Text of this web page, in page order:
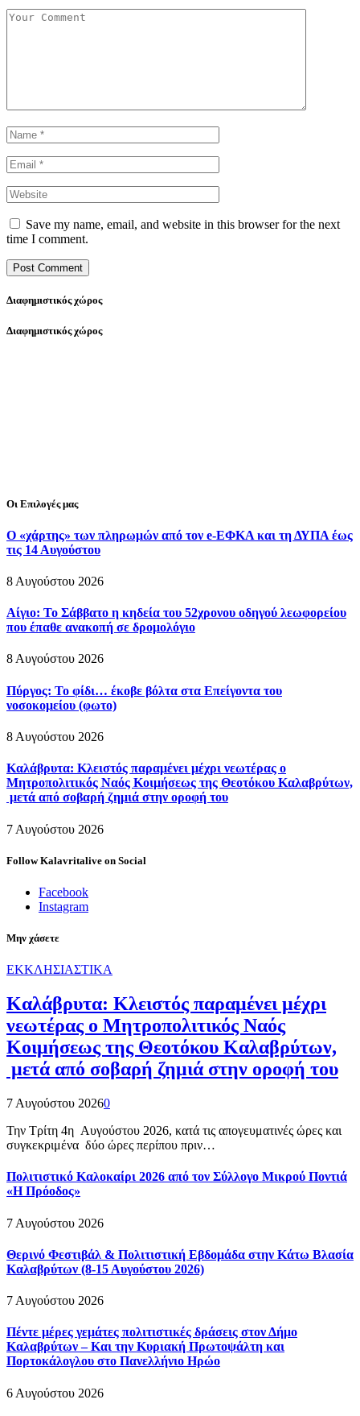
Save my name, email, and website in this browser for the next
time I comment.
Διαφημιστικός χώρος
Διαφημιστικός χώρος
Οι Επιλογές μας
Ο «χάρτης» των πληρωμών από τον e-ΕΦΚΑ και τη ΔΥΠΑ έως
τις 14 Αυγούστου
8 Αυγούστου 2026
Αίγιο: Το Σάββατο η κηδεία του 52χρονου οδηγού λεωφορείου
που έπαθε ανακοπή σε δρομολόγιο
8 Αυγούστου 2026
Πύργος: Το φίδι… έκοβε βόλτα στα Επείγοντα του
νοσοκομείου (φωτο)
8 Αυγούστου 2026
Καλάβρυτα: Κλειστός παραμένει μέχρι νεωτέρας ο
Μητροπολιτικός Ναός Κοιμήσεως της Θεοτόκου Καλαβρύτων,
μετά από σοβαρή ζημιά στην οροφή του
7 Αυγούστου 2026
Follow Kalavritalive on Social
Facebook
Instagram
Μην χάσετε
ΕΚΚΛΗΣΙΑΣΤΙΚΑ
Καλάβρυτα: Κλειστός παραμένει μέχρι
νεωτέρας ο Μητροπολιτικός Ναός
Κοιμήσεως της Θεοτόκου Καλαβρύτων,
μετά από σοβαρή ζημιά στην οροφή του
7 Αυγούστου 20260
Την Τρίτη 4η Αυγούστου 2026, κατά τις απογευματινές ώρες και
συγκεκριμένα δύο ώρες περίπου πριν…
Πολιτιστικό Καλοκαίρι 2026 από τον Σύλλογο Μικρού Ποντιά
«Η Πρόοδος»
7 Αυγούστου 2026
Θερινό Φεστιβάλ & Πολιτιστική Εβδομάδα στην Κάτω Βλασία
Καλαβρύτων (8-15 Αυγούστου 2026)
7 Αυγούστου 2026
Πέντε μέρες γεμάτες πολιτιστικές δράσεις στον Δήμο
Καλαβρύτων – Και την Κυριακή Πρωτοψάλτη και
Πορτοκάλογλου στο Πανελλήνιο Ηρώο
6 Αυγούστου 2026